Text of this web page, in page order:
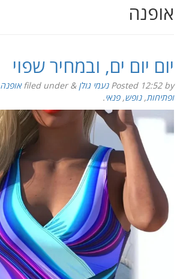
אופנה
יום יום ים, ובמחיר שפוי
Posted 12:52by נעמי גולן &
filed under אופנה
ופתיחות,נופש,פנאי.